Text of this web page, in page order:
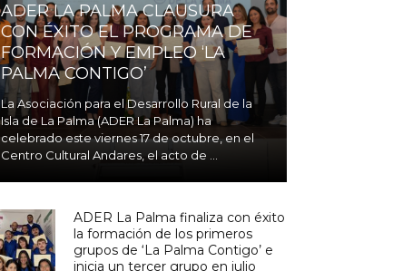
ADER LA PALMA CLAUSURA
CON ÉXITO EL PROGRAMA DE
FORMACIÓN Y EMPLEO ‘LA
PALMA CONTIGO’
La Asociación para el Desarrollo Rural de la
Isla de La Palma (ADER La Palma) ha
celebrado este viernes 17 de octubre, en el
Centro Cultural Andares, el acto de ...
ADER La Palma finaliza con éxito
la formación de los primeros
grupos de ‘La Palma Contigo’ e
inicia un tercer grupo en julio